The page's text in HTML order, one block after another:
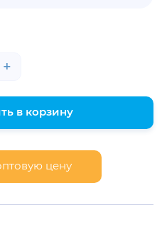
на их
+
в корзину
цену